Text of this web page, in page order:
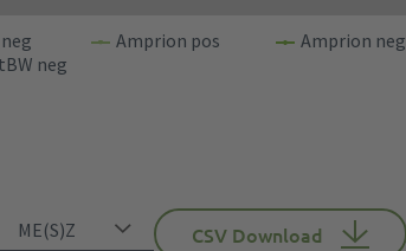
Amprion pos
Amprion neg
neg
CSV Download